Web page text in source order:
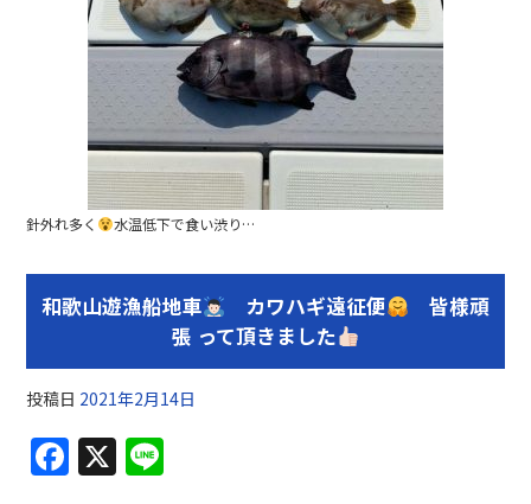
針外れ多く 水温低下で食い渋り…
和歌山遊漁船地車 カワハギ遠征便
皆様頑
張 って頂きました
投稿日 2021年2月14日
F X